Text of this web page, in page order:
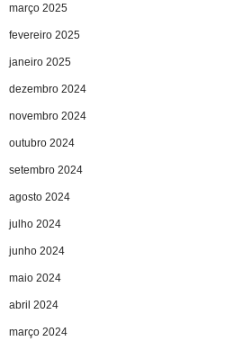
março 2025
fevereiro 2025
janeiro 2025
dezembro 2024
novembro 2024
outubro 2024
setembro 2024
agosto 2024
julho 2024
junho 2024
maio 2024
abril 2024
março 2024